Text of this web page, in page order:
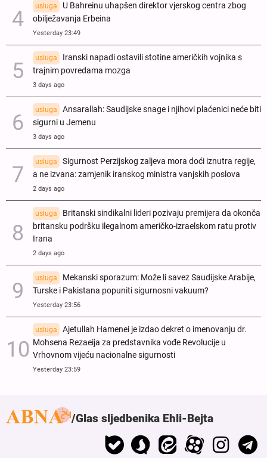
usluga
U Bahreinu uhapšen direktor vjerskog centra zbog
obilježavanja Erbeina
Yesterday 23:49
usluga
Iranski napadi ostavili stotine američkih vojnika s
trajnim povredama mozga
3 days ago
usluga
Ansarallah: Saudijske snage i njihovi plaćenici neće biti
sigurni u Jemenu
3 days ago
usluga
Sigurnost Perzijskog zaljeva mora doći iznutra regije,
a ne izvana: zamjenik iranskog ministra vanjskih poslova
2 days ago
usluga
Britanski sindikalni lideri pozivaju premijera da okonča
britansku podršku ilegalnom američko-izraelskom ratu protiv
Irana
2 days ago
usluga
Mekanski sporazum: Može li savez Saudijske Arabije,
Turske i Pakistana popuniti sigurnosni vakuum?
Yesterday 23:56
usluga
Ajetullah Hamenei je izdao dekret o imenovanju dr.
Mohsena Rezaeija za predstavnika vođe Revolucije u
Vrhovnom vijeću nacionalne sigurnosti
Yesterday 23:59
Glas sljedbenika Ehli-Bejta